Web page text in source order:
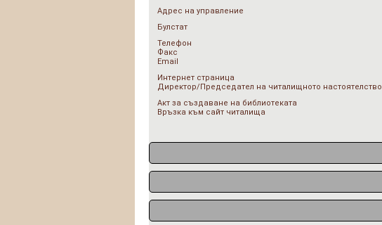
Адрес на управление
Булстат
Телефон
Факс
Email
Интернет страница
Директор/Председател на читалищното настоятелство
Акт за създаване на библиотеката
Връзка към сайт читалища